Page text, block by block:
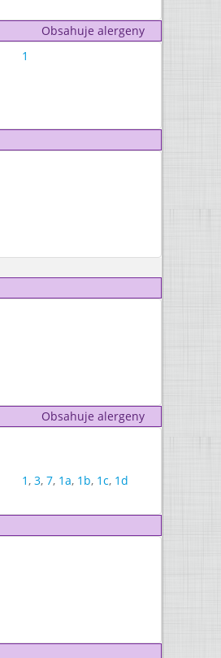
Obsahuje alergeny
1
Obsahuje alergeny
1, 3, 7, 1a, 1b, 1c, 1d